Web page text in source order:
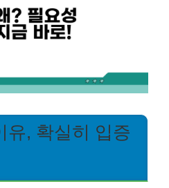
유, 확실히 입증